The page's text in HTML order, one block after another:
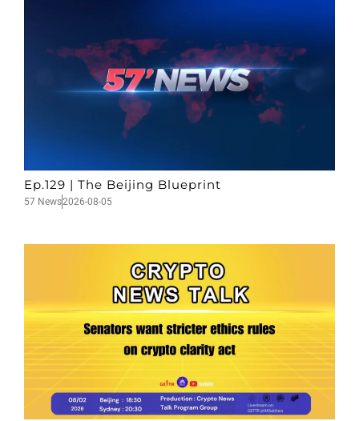
Ep.129 | The Beijing Blueprint
57 News2026-08-05